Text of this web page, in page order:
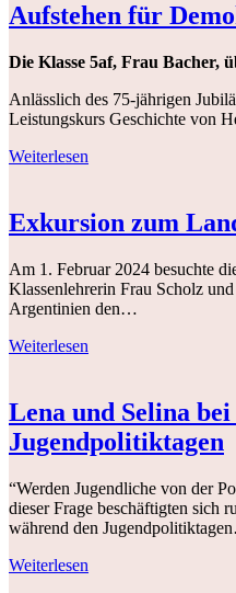
Aufstehen für
Die Klasse 5af, Frau Bacher,
Anlässlich des 75-jährigen
Leistungskurs Geschichte von
Weiterlesen
Exkursion zum
Am 1. Februar 2024 besuchte
Klassenlehrerin Frau Scholz
Argentinien den…
Weiterlesen
Lena und Selina bei
Jugendpolitiktagen
“Werden Jugendliche von der
dieser Frage beschäftigten sich
während den
Weiterlesen